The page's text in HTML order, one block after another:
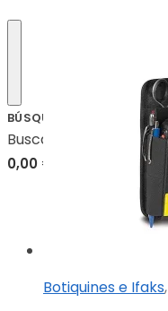
BÚSQUEDA
Buscar:
0,00 €
Botiquines e Ifaks,